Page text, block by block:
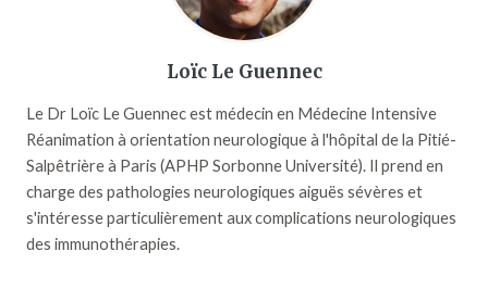
Loïc Le Guennec
Le Dr Loïc Le Guennec est médecin en Médecine Intensive
Réanimation à orientation neurologique à l'hôpital de la Pitié-
Salpêtrière à Paris (APHP Sorbonne Université). Il prend en
charge des pathologies neurologiques aiguës sévères et
s'intéresse particulièrement aux complications neurologiques
des immunothérapies.